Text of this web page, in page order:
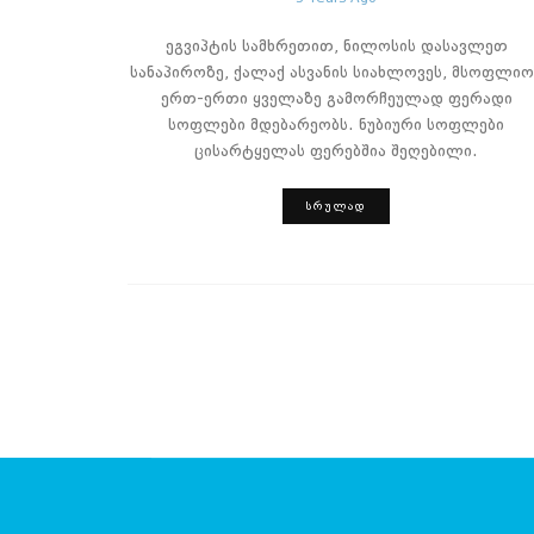
ეგვიპტის სამხრეთით, ნილოსის დასავლეთ
სანაპიროზე, ქალაქ ასვანის სიახლოვეს,
ერთ-ერთი ყველაზე გამორჩეულად ფერადი
სოფლები მდებარეობს. ნუბიური სოფლები
ცისარტყელას ფერებშია შეღებილი.
ᲡᲠᲣᲚᲐᲓ